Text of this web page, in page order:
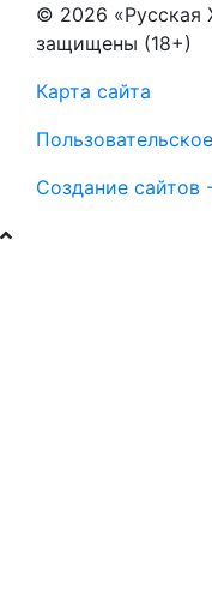
© 2026 «Русская
защищены (18+)
Карта сайта
Создание сайтов